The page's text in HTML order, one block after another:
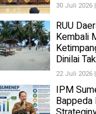
30 Juli 2026
RUU
Kembali
Dinilai
22 Juli 2026
IPM
Bappeda